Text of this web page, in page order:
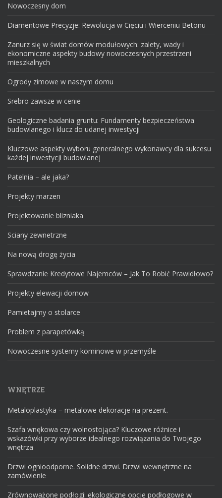
Nowoczesny dom
Diamentowe Precyzje: Rewolucja w Cięciu i Wierceniu Betonu
Zanurz się w świat domów modułowych: zalety, wady i
ekonomiczne aspekty budowy nowoczesnych przestrzeni
mieszkalnych
Ogrody zimowe w naszym domu
Srebro zawsze w cenie
Geologiczne badania gruntu: Fundamenty bezpieczeństwa
budowlanego i klucz do udanej inwestycji
Kluczowe aspekty wyboru generalnego wykonawcy dla sukcesu
każdej inwestycji budowlanej
Patelnia – ale jaka?
Projekty marzen
Projektowanie blizniaka
Sciany zewnetrzne
Na nową drogę życia
Sprawdzanie Kredytowe Najemców – Jak To Robić Prawidłowo?
Projekty elewacji domow
Pamietajmy o stolarce
Problem z parapetówką
Nowoczesne systemy kominowe w przemyśle
WNĘTRZE
Metaloplastyka – metalowe dekoracje na prezent.
Szafa wnękowa czy wolnostojąca? Kluczowe różnice i
wskazówki przy wyborze idealnego rozwiązania do Twojego
wnętrza
Drzwi ognioodporne. Solidne drzwi. Drzwi wewnętrzne na
zamówienie
Zrównoważone podłogi: ekologiczne opcje podłogowe w